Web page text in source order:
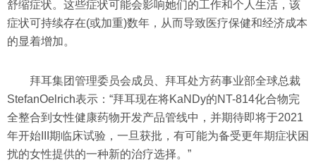
舒缩症状。这些症状可能会影响她们的工作和个人生活，该
症状可持续存在(或加重)数年，从而导致医疗保健和经济成本
的显着增加。
拜耳集团管理委员会成员、拜耳处方药事业部全球总裁
StefanOelrich表示：“拜耳现在将KaNDy的NT-814化合物完
全整合到女性健康药物开发产品管线中，并期待即将于2021
年开始III期临床试验，一旦获批，有可能为备受更年期症状困
扰的女性提供的一种新的治疗选择。”